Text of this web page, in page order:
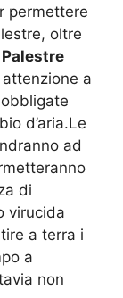
permettere
oltre
a
d’aria.Le
ad
di
virucida
a terra i
a
non